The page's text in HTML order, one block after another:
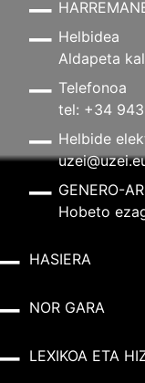
Helbidea
Aldapeta
Telefonoa
tel: +34
Helbide
GENERO-
Hobeto
HASIERA
NOR GARA
LEXIKOA ETA